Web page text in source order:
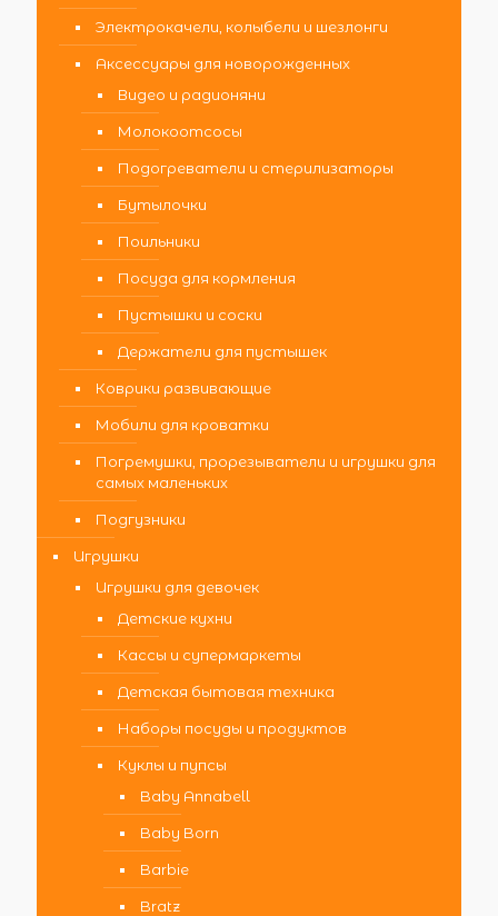
Электрокачели, колыбели и шезлонги
Аксессуары для новорожденных
Видео и радионяни
Молокоотсосы
Подогреватели и стерилизаторы
Бутылочки
Поильники
Посуда для кормления
Пустышки и соски
Держатели для пустышек
Коврики развивающие
Мобили для кроватки
Погремушки, прорезыватели и игрушки для
самых маленьких
Подгузники
Игрушки
Игрушки для девочек
Детские кухни
Кассы и супермаркеты
Детская бытовая техника
Наборы посуды и продуктов
Куклы и пупсы
Baby Annabell
Baby Born
Barbie
Bratz